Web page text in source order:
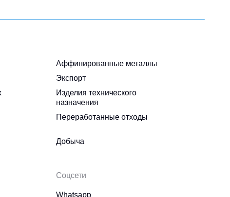
Аффинированные металлы
Экспорт
Изделия технического
назначения
Переработанные отходы
Добыча
Соцсети
Whatsapp